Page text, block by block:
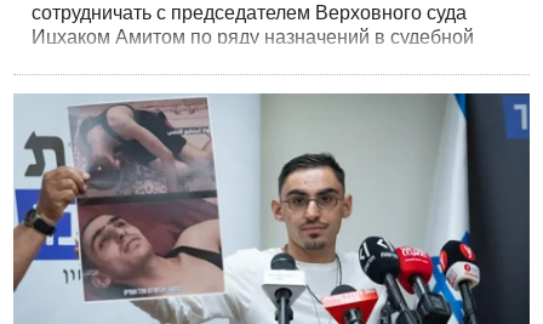
сотрудничать с председателем Верховного суда
Ицхаком Амитом по ряду назначений в судебной
крайне необоснован.